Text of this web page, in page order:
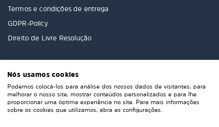
Termos e condições de entrega
GDPR-Policy
Direito de Livre Resolução
Nós usamos cookies
Podemos colocá-los para análise dos nossos dados de visitantes, para
melhorar o nosso site, mostrar conteúdos personalizados e para lhe
proporcionar uma óptima experiência no site. Para mais informações
sobre os cookies que utilizamos, abra as configurações.